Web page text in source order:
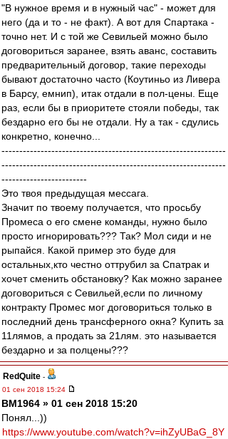
"В нужное время и в нужный час" - может для
него (да и то - не факт). А вот для Спартака -
точно нет. И с той же Севильей можно было
договориться заранее, взять аванс, составить
предварительный договор, такие переходы
бывают достаточно часто (Коутиньо из Ливера
в Барсу, емнип), итак отдали в пол-цены. Еще
раз, если бы в приоритете стояли победы, так
бездарно его бы не отдали. Ну а так - сдулись
конкретно, конечно...
---------------------------------------------------------------
---------------------------------------------------------------
------------------------
Это твоя предыдущая мессага.
Значит по твоему получается, что просьбу
Промеса о его смене команды, нужно было
просто игнорировать??? Так? Мол сиди и не
рыпайся. Какой пример это буде для
остальных,кто честно оттрубил за Спатрак и
хочет сменить обстановку? Как можно заранее
договориться с Севильей,если по личному
контракту Промес мог договориться только в
последний день трансферного окна? Купить за
11лямов, а продать за 21лям. это называется
бездарно и за полцены???
RedQuite -
01 сен 2018 15:24
BM1964 » 01 сен 2018 15:20
Понял...))
https://www.youtube.com/watch?v=ihZyUBaG_8Y